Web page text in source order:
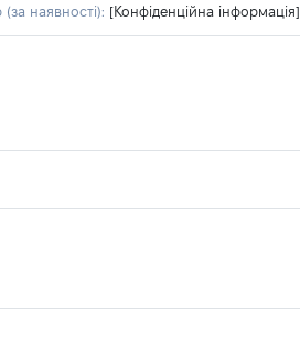
наявності): [Конфіденційна інформація]